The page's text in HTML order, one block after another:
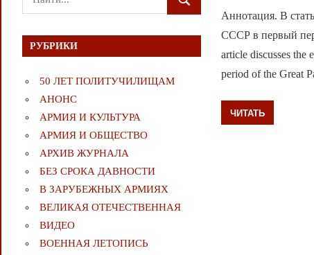
Аннотация. В
СССР в первый
article discusses the
period of the Great
ЧИТАТЬ
для:
ПОИСК
РУБРИКИ
50 ЛЕТ ПОЛИТУЧИЛИЩАМ
АНОНС
АРМИЯ И КУЛЬТУРА
АРМИЯ И ОБЩЕСТВО
АРХИВ ЖУРНАЛА
БЕЗ СРОКА ДАВНОСТИ
В ЗАРУБЕЖНЫХ АРМИЯХ
ВЕЛИКАЯ ОТЕЧЕСТВЕННАЯ
ВИДЕО
ВОЕННАЯ ЛЕТОПИСЬ